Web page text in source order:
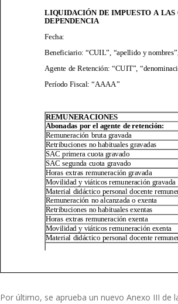
Por último, se aprueba un nuevo Anexo III de